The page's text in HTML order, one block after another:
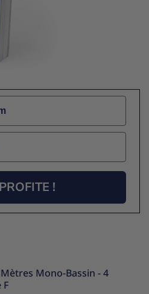
!
Mono-Bassin - 4
F